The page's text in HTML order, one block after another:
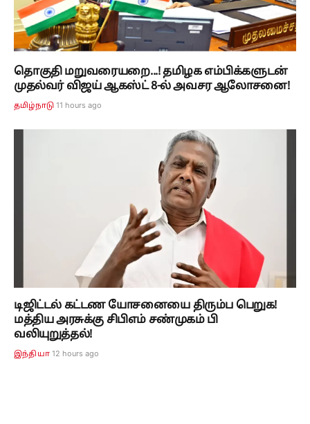
தொகுதி மறுவரையறை...! தமிழக எம்பிக்களுடன்
முதல்வர் விஜய் ஆகஸ்ட் 8-ல் அவசர ஆலோசனை!
தமிழ்நாடு 11 hours ago
டிஜிட்டல் கட்டண யோசனையை திரும்ப பெறுக!
மத்திய அரசுக்கு சிபிஎம் சண்முகம் பி
வலியுறுத்தல்!
இந்தியா 12 hours ago